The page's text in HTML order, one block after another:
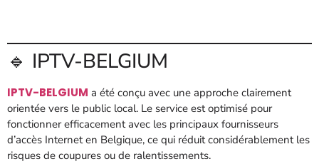
🔹 IPTV-BELGIUM
IPTV-BELGIUM a été conçu avec une approche clairement
orientée vers le public local. Le service est optimisé pour
fonctionner efficacement avec les principaux fournisseurs
d’accès Internet en Belgique, ce qui réduit considérablement les
risques de coupures ou de ralentissements.